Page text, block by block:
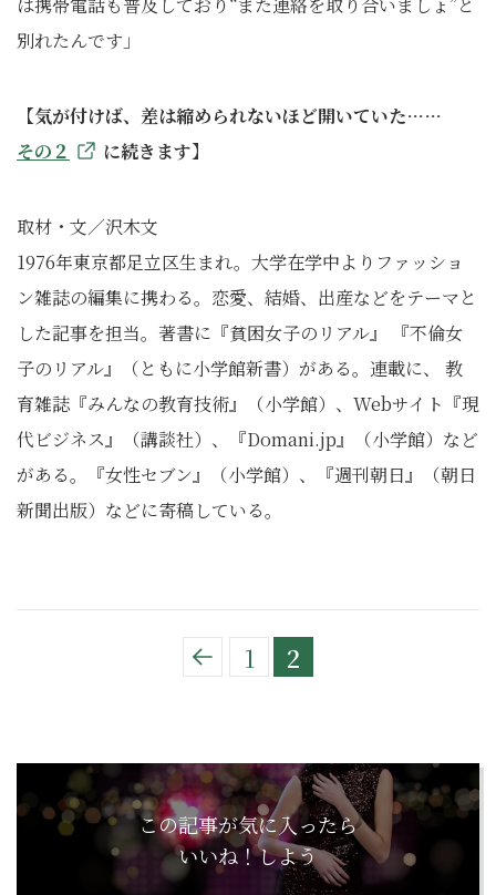
別れたんです」
【気が付けば、差は縮められないほど開いていた……
その２
に続きます】
取材・文／沢木文
1976年東京都足立区生まれ。大学在学中よりファッショ
ン雑誌の編集に携わる。恋愛、結婚、出産などをテーマと
した記事を担当。著書に『貧困女子のリアル』 『不倫女
子のリアル』（ともに小学館新書）がある。連載に、 教
育雑誌『みんなの教育技術』（小学館）、Webサイト『現
代ビジネス』（講談社）、『Domani.jp』（小学館）など
がある。『女性セブン』（小学館）、『週刊朝日』（朝日
新聞出版）などに寄稿している。
1 2
この記事が気に入ったら
いいね！しよう